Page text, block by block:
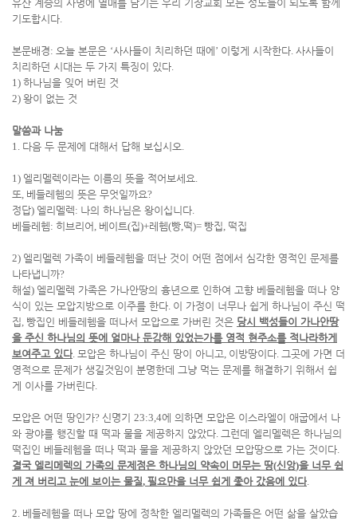
유산 계승의 사명에 열매를 남기는 우리 기장교회 모든 성도들이 되도록 함께
기도합시다.
본문배경: 오늘 본문은 ‘사사들이 치리하던 때에 ’ 이렇게 시작한다. 사사들이
치리하던 시대는 두 가지 특징이 있다.
1) 하나님을 잊어 버린 것
2) 왕이 없는 것
말씀과 나눔
1. 다음 두 문제에 대해서 답해 보십시오.
1) 엘리멜렉이라는 이름의 뜻을 적어보세요.
또, 베들레헴의 뜻은 무엇일까요?
정답) 엘리멜렉: 나의 하나님은 왕이십니다.
베들레헴: 히브리어 , 베이트(집)+레헴(빵,떡)= 빵집, 떡집
2) 엘리멜렉 가족이 베들레헴을 떠난 것이 어떤 점에서 심각한 영적인 문제를
나타냅니까?
해설) 엘리멜렉 가족은 가나안땅의 흉년으로 인하여 고향 베들레헴을 떠나 양
식이 있는 모압지방으로 이주를 한다. 이 가정이 너무나 쉽게 하나님이 주신 떡
집, 빵집인 베들레헴을 떠나서 모압으로 가버린 것은 당시 백성들이 가나안땅
을 주신 하나님의 뜻에 얼마나 둔감해 있었는가를 영적 현주소를 적나라하게
보여주고 있다. 모압은 하나님이 주신 땅이 아니고, 이방땅이다. 그곳에 가면 더
영적으로 문제가 생길것임이 분명한데 그냥 먹는 문제를 해결하기 위해서 쉽
게 이사를 가버린다.
모압은 어떤 땅인가? 신명기 23:3,4에 의하면 모압은 이스라엘이 애굽에서 나
와 광야를 행진할 때 떡과 물을 제공하지 않았다. 그런데 엘리멜렉은 하나님의
떡집인 베들레헴을 떠나 떡과 물을 제공하지 않았던 모압땅으로 가는 것이다.
결국 엘리메렉의 가족의 문제점은 하나님의 약속이 머무는 땅(신앙)을 너무 쉽
게 져 버리고 눈에 보이는 물질, 필요만을 너무 쉽게 좇아 갔음에 있다.
2. 베들레헴을 떠나 모압 땅에 정착한 엘리멜렉의 가족들은 어떤 삶을 살았습